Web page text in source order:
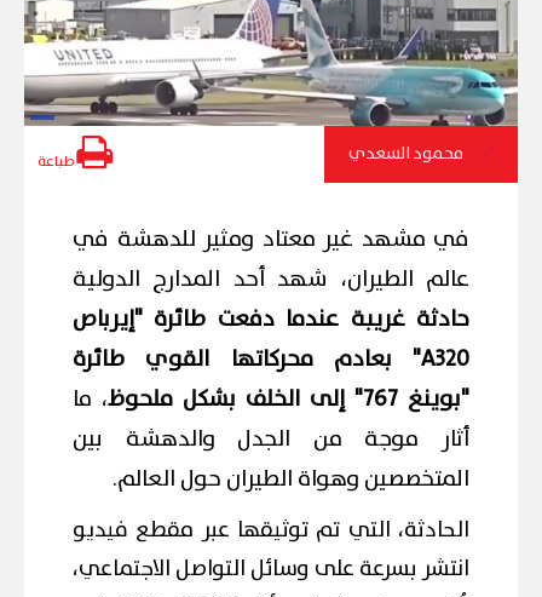
محمود السعدي طباعة
في مشهد غير معتاد ومثير للدهشة في
عالم الطيران، شهد أحد المدارج الدولية
حادثة غريبة عندما دفعت طائرة "إيرباص
A320" بعادم محركاتها القوي طائرة
"بوينغ 767" إلى الخلف بشكل ملحوظ
، ما
أثار موجة من الجدل والدهشة بين
المتخصصين وهواة الطيران حول العالم.
الحادثة، التي تم توثيقها عبر مقطع فيديو
انتشر بسرعة على وسائل التواصل الاجتماعي،